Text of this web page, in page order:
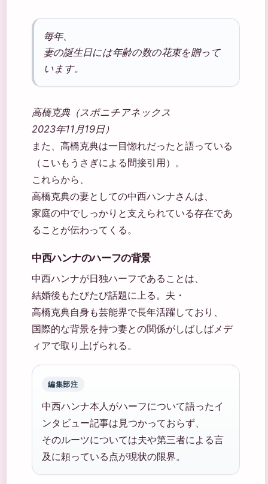
毎年、
妻の誕生日には年齢の数の花束を贈って
います。
高橋克典（スポニチアネックス
2023年11月19日）
また、高橋克典は一目惚れだったと語っている
（こいもうさぎによる間接引用）。
これらから、
高橋克典の妻としての中西ハンナさんは、
家庭の中でしっかりと支えられている存在であ
ることが伝わってくる。
中西ハンナのハーフの背景
中西ハンナが日独ハーフであることは、
結婚後もたびたび話題に上る。夫・
高橋克典自身も芸能界で長年活躍しており、
国際的な背景を持つ妻との関係がしばしばメデ
ィアで取り上げられる。
編集部注
中西ハンナ本人がハーフについて語ったイ
ンタビュー記事は見つかっておらず、
そのルーツについては夫や第三者による言
及に頼っている点が現状の限界。